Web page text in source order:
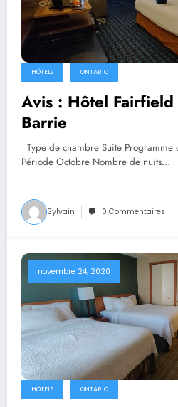
HÔTELS ONTARIO
Avis : Hôtel
Barrie
Type de chambre Suite
Période Octobre Nombre de nuits…
Sylvain 0 Commentaires
novembre 24, 2020
HÔTELS ONTARIO